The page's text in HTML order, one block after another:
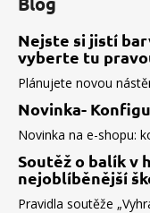
Nejste si jistí
vyberte tu
Plánujete novou
Novinka-
Novinka na e-shopu:
Soutěž o balík v
nejoblíběnější
Pravidla soutěže